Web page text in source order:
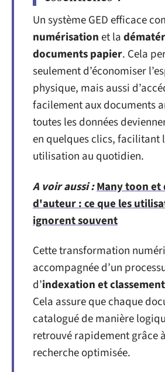
Un système GED efficace
numérisationet la
documents papier. Cela
seulement d’économiser
physique, mais aussi
facilement aux documents
toutes les données
en quelques clics, facilitant
utilisation au quotidien.
A voir aussi :Many toon
d'auteur : ce que les
ignorent souvent
Cette transformation
accompagnée d’un
d’indexation et classement
Cela assure que chaque
catalogué de manière
retrouvé rapidement grâce
recherche optimisée.